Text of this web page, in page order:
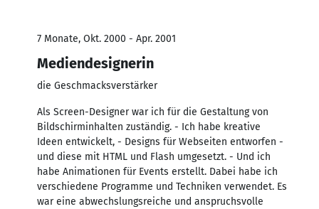
7 Monate, Okt. 2000 - Apr. 2001
Mediendesignerin
die Geschmacksverstärker
Als Screen-Designer war ich für die Gestaltung von
Bildschirminhalten zuständig. - Ich habe kreative
Ideen entwickelt, - Designs für Webseiten entworfen -
und diese mit HTML und Flash umgesetzt. - Und ich
habe Animationen für Events erstellt. Dabei habe ich
verschiedene Programme und Techniken verwendet. Es
war eine abwechslungsreiche und anspruchsvolle